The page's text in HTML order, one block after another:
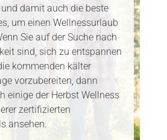
damit auch die beste
um einen Wellnessurlaub
Sie auf der Suche nach
sind, sich zu entspannen
kommenden kälter
vorzubereiten, dann
einige der Herbst Wellness
zertifizierten
ansehen.